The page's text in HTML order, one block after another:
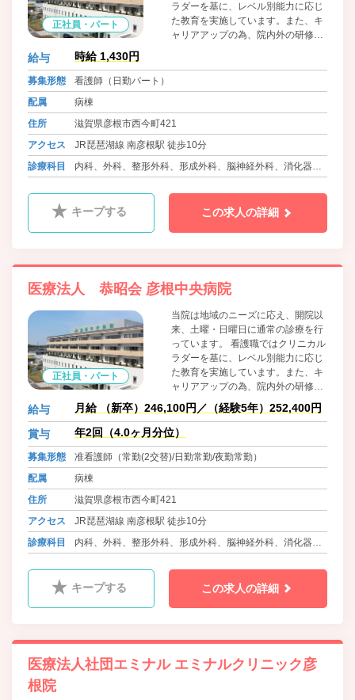
正社員・パート
ラダーを基に、レベル別能力に応じ
た教育を実施しています。また、キ
ャリアアップの為、院内外の研修参
を預けられる、院内24時間託児保
の病気に関しては看護休暇を利用
し、働く看護職仲間がお互いに「支
える・支えられる」関係で安心して
働ける環境を作っております。
給与 時給 1,430円
募集形態
看護師（日勤パート）
配属
病棟
住所
滋賀県彦根市西今町421
アクセス
JR琵琶湖線 南彦根駅 徒歩10分
診療科目
内科、外科、整形外科、形成外科、脳神経外科、消化器内
科、婦人科、リウマチ科、麻酔科、肛門科、泌尿器科
キープする この求人の詳細
医療法人 恭昭会 彦根中央病院
正社員・パート
当院は地域のニーズに応え、開院以
来、土曜・日曜日に通常の診療を行
っています。 看護職ではクリニカル
ラダーを基に、レベル別能力に応じ
た教育を実施しています。また、キ
ャリアアップの為、院内外の研修参
加も病院からの全面公費支援が有り
ます♪ 「お互い様」をモットーに、
子育て中の職員にも安心して子ども
育・学童保育もあり、突然の子ども
の病気に関しては看護休暇を利用
える・支えられる」関係で安心して
働ける環境を作っております。
給与 月給 （新卒）246,100円／（経験5年）252,400円
賞与 年2回（4.0ヶ月分位）
募集形態
准看護師（常勤(2交替)/日勤常勤/夜勤常勤）
配属
病棟
住所
滋賀県彦根市西今町421
アクセス
JR琵琶湖線 南彦根駅 徒歩10分
診療科目
内科、外科、整形外科、形成外科、脳神経外科、消化器内
科、婦人科、リウマチ科、麻酔科、肛門科、泌尿器科
キープする この求人の詳細
医療法人社団エミナル エミナルクリニック彦
根院